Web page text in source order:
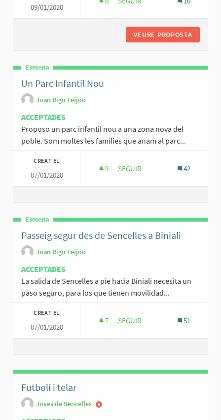
09/01/2020
VEURE PROPOSTA
Esmena
Un Parc Infantil Nou
Joan Rigo Feijóo
ACCEPTADES
Proposo un parc infantil nou a una zona nova del
poble. Som moltes les famílies que anam al parc...
CREAT EL
07/01/2020
9 9 SEGUIDORES
SEGUIR 42
Esmena
Passeig segur des de Sencelles a Biniali
Joan Rigo Feijóo
ACCEPTADES
La salida de Sencelles a pie hacia Biniali necesita un
paso seguro, para los que tienen movilidad...
CREAT EL
07/01/2020
7 7 SEGUIDORES
SEGUIR 51
Futbolí i telar
Joves de Sencelles